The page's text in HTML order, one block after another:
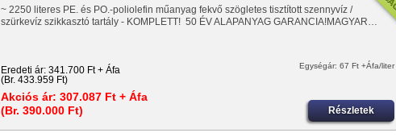
~ 2250 literes PE. és PO.-poliolefin műanyag fekvő szögletes tisztított szennyvíz /
szürkevíz szikkasztó tartály - KOMPLETT! 50 ÉV ALAPANYAG GARANCIA!MAGYAR…
Eredeti ár: 341.700 Ft + Áfa
(Br. 433.959 Ft)
Akciós ár: 307.087 Ft + Áfa
(Br. 390.000 Ft)
Egységár: 67 Ft +Áfa/liter
Részletek